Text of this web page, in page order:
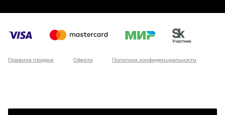
Правила продаж Оферта Политика конфиденциальности